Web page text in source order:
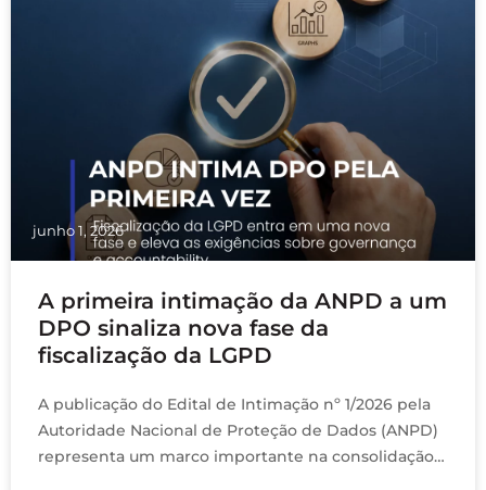
junho 1, 2026
A primeira intimação da ANPD a um
DPO sinaliza nova fase da
fiscalização da LGPD
A publicação do Edital de Intimação nº 1/2026 pela
Autoridade Nacional de Proteção de Dados (ANPD)
representa um marco importante na consolidação